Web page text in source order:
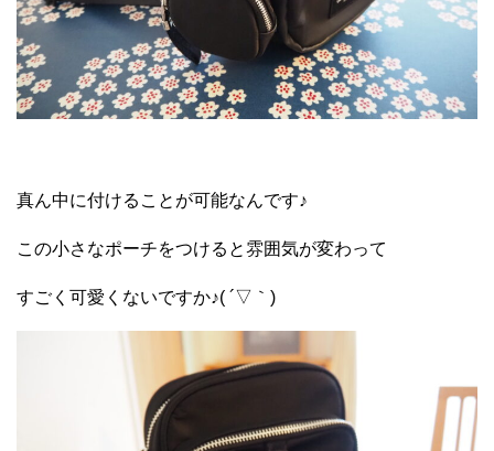
真ん中に付けることが可能なんです♪
この小さなポーチをつけると雰囲気が変わって
すごく可愛くないですか♪( ´▽｀)